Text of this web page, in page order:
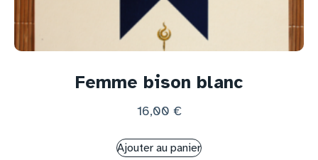
Femme bison blanc
16,00 €
Ajouter au panier